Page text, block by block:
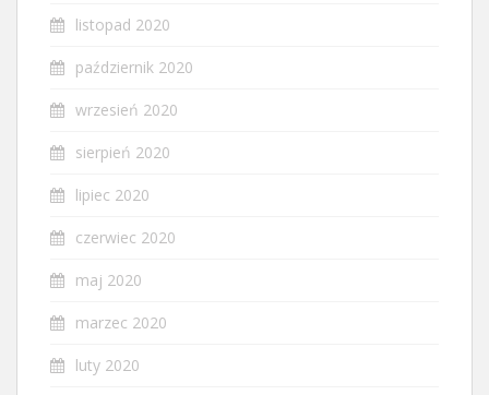
listopad 2020
październik 2020
wrzesień 2020
sierpień 2020
lipiec 2020
czerwiec 2020
maj 2020
marzec 2020
luty 2020